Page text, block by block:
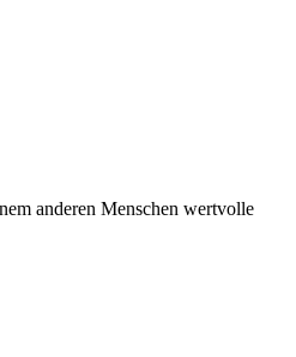
anderen Menschen wertvolle